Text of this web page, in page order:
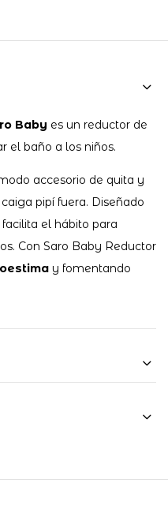
Baby es un reductor de
el baño a los niños.
accesorio de quita y
pipí fuera. Diseñado
facilita el hábito para
Con Saro Baby Reductor
y fomentando